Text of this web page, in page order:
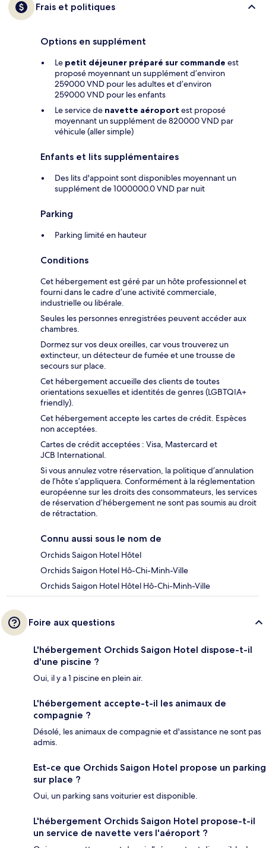
Frais et politiques
Options en supplément
Le petit déjeuner préparé sur commande est
proposé moyennant un supplément d’environ
259000 VND pour les adultes et d’environ
259000 VND pour les enfants
Le service de navette aéroport est proposé
moyennant un supplément de 820000 VND par
véhicule (aller simple)
Enfants et lits supplémentaires
Des lits d'appoint sont disponibles moyennant un
supplément de 1000000.0 VND par nuit
Parking
Parking limité en hauteur
Conditions
Cet hébergement est géré par un hôte professionnel et
fourni dans le cadre d’une activité commerciale,
industrielle ou libérale.
Seules les personnes enregistrées peuvent accéder aux
chambres.
Dormez sur vos deux oreilles, car vous trouverez un
extincteur, un détecteur de fumée et une trousse de
secours sur place.
Cet hébergement accueille des clients de toutes
orientations sexuelles et identités de genres (LGBTQIA+
friendly).
Cet hébergement accepte les cartes de crédit. Espèces
non acceptées.
Cartes de crédit acceptées : Visa, Mastercard et
JCB International.
Si vous annulez votre réservation, la politique d’annulation
de l’hôte s’appliquera. Conformément à la réglementation
européenne sur les droits des consommateurs, les services
de réservation d’hébergement ne sont pas soumis au droit
de rétractation.
Connu aussi sous le nom de
Orchids Saigon Hotel Hôtel
Orchids Saigon Hotel Hô-Chi-Minh-Ville
Orchids Saigon Hotel Hôtel Hô-Chi-Minh-Ville
Foire aux questions
L'hébergement Orchids Saigon Hotel dispose-t-il
d'une piscine ?
Oui, il y a 1 piscine en plein air.
L'hébergement accepte-t-il les animaux de
compagnie ?
Désolé, les animaux de compagnie et d'assistance ne sont pas
admis.
Est-ce que Orchids Saigon Hotel propose un parking
sur place ?
Oui, un parking sans voiturier est disponible.
L'hébergement Orchids Saigon Hotel propose-t-il
un service de navette vers l'aéroport ?